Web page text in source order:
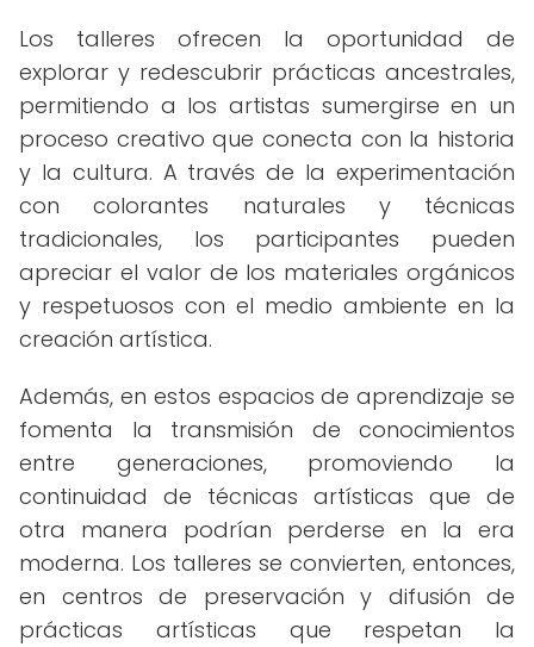
Los talleres ofrecen la oportunidad de
explorar y redescubrir prácticas ancestrales,
permitiendo a los artistas sumergirse en un
proceso creativo que conecta con la historia
y la cultura. A través de la experimentación
con colorantes naturales y técnicas
tradicionales, los participantes pueden
apreciar el valor de los materiales orgánicos
y respetuosos con el medio ambiente en la
creación artística.
Además, en estos espacios de aprendizaje se
fomenta la transmisión de conocimientos
entre generaciones, promoviendo la
continuidad de técnicas artísticas que de
otra manera podrían perderse en la era
moderna. Los talleres se convierten, entonces,
en centros de preservación y difusión de
prácticas artísticas que respetan la